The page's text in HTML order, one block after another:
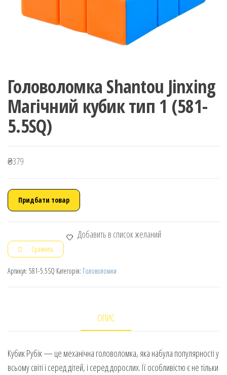
Головоломка Shantou Jinxing
Магічний кубик тип 1 (581-
5.5SQ)
₴379
Придбати товар
Добавить в список желаний
Сравнить
Артикул: 581-5.5SQ Категорія: Головоломки
ОПИС
Кубик Рубік — це механічна головоломка, яка набула популярності у
всьому світі і серед дітей, і серед дорослих. Її особливістю є не тільки